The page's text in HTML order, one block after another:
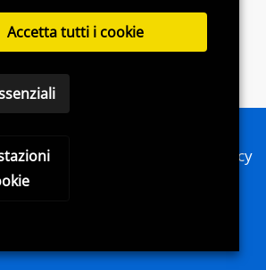
una commissione
e fornendo link al sito
passioni e condivisione - Privacy
- Sitemap
Accetta tutti i cookie